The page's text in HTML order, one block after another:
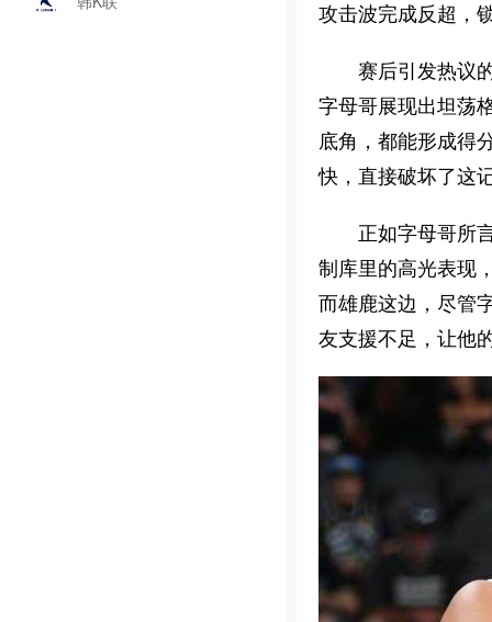
攻击波完成反超，
赛后引发热议
字母哥展现出坦荡
底角，都能形成得
快，直接破坏了这
正如字母哥所
制库里的高光表现
而雄鹿这边，尽管
友支援不足，让他